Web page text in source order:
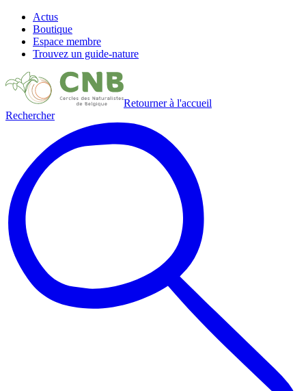
Actus
Boutique
Espace membre
Trouvez un guide-nature
Retourner à l'accueil
Rechercher